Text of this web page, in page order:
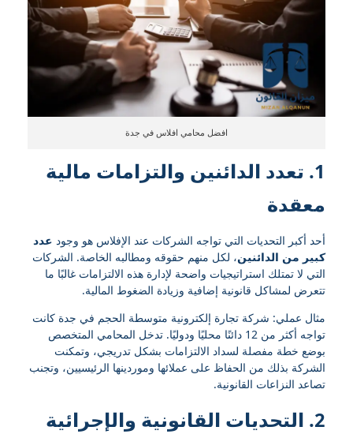
افضل محامي افلاس في جدة
1. تعدد الدائنين والتزامات مالية
معقدة
أحد أكبر التحديات التي تواجه الشركات عند الإفلاس هو وجود عدد
كبير من الدائنين، لكل منهم حقوقه ومطالبه الخاصة. الشركات
التي لا تمتلك استراتيجيات واضحة لإدارة هذه الالتزامات غالبًا ما
تتعرض لمشاكل قانونية إضافية وزيادة الضغوط المالية.
مثال عملي: شركة تجارة إلكترونية متوسطة الحجم في جدة كانت
تواجه أكثر من 12 دائنًا محليًا ودوليًا. تدخل المحامي المتخصص
بوضع خطة مفصلة لسداد الالتزامات بشكل تدريجي، وتمكنت
الشركة بذلك من الحفاظ على عملائها وموردينها الرئيسيين، وتجنب
تصاعد النزاعات القانونية.
2. التحديات القانونية والإجرائية